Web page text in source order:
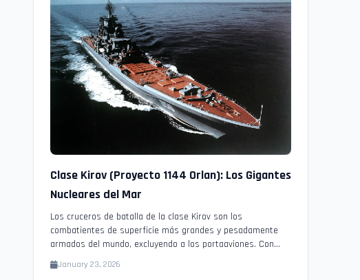
Clase Kirov (Proyecto 1144 Orlan): Los Gigantes
Nucleares del Mar
Los cruceros de batalla de la clase Kirov son los
combatientes de superficie más grandes y pesadamente
armados del mundo, excluyendo a los portaaviones. Con
propulsión nuclear y un arsenal masivo, fueron diseñados
como la respuesta definitiva a los portaaviones de EE. UU.
January 23, 2026